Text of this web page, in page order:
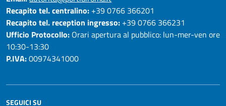
Recapito tel. centralino: +39 0766 366201
Recapito tel. reception ingresso: +39 0766 366231
Ufficio Protocollo: Orari apertura al pubblico: lun-mer-ven ore
10:30-13:30
P.IVA:00974341000
SEGUICI SU